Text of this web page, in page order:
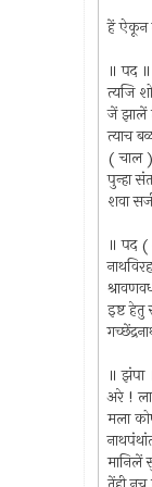
हें ऐकून
॥ पद ॥
त्यजि
जें झालें
त्याच
( चाल )
पुन्हा
शवा
॥ पद
इष्ट
॥ झंपा
अरे !
मला
मानिलें